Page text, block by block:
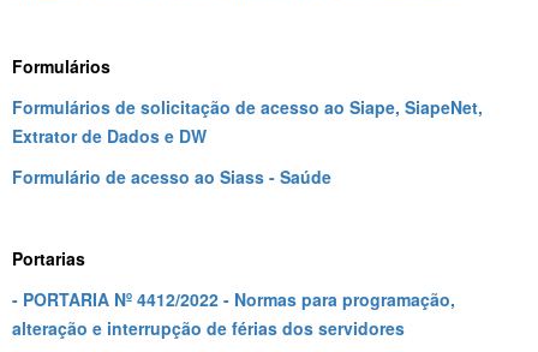
Formulários
Formulários de solicitação de acesso ao Siape, SiapeNet,
Extrator de Dados e DW
Formulário de acesso ao Siass - Saúde
Portarias
- PORTARIA Nº 4412/2022 - Normas para programação,
alteração e interrupção de férias dos servidores